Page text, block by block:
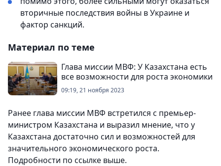
вторичные последствия войны в Украине и
фактор санкций.
Материал по теме
Глава миссии МВФ: У Казахстана есть
все возможности для роста экономики
09:19, 21 ноября 2023
Ранее глава миссии МВФ встретился с премьер-
министром Казахстана и выразил мнение, что у
Казахстана достаточно сил и возможностей для
значительного экономического роста.
Подробности по ссылке выше.